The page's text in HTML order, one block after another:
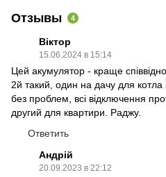
Отзывы 4
Віктор
15.06.2024 в 15:14
Цей акумулятор - краще
2й такий, один на дачу для
без проблем, всі відключення
другий для квартири. Раджу.
Ответить
Андрій
20.09.2023 в 22:12